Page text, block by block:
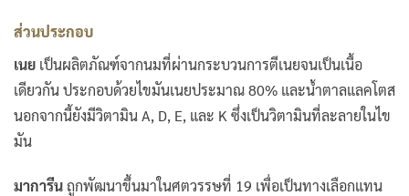
ส่วนประกอบ
เนย เป็นผลิตภัณฑ์จากนมที่ผ่านกระบวนการตีเนยจนเป็นเนื้อ
เดียวกัน ประกอบด้วยไขมันเนยประมาณ 80% และน้ำตาลแลคโตส
นอกจากนี้ยังมีวิตามิน A, D, E, และ K ซึ่งเป็นวิตามินที่ละลายในไข
มัน
มาการีนถูกพัฒนาขึ้นมาในศตวรรษที่ 19 เพื่อเป็นทางเลือกแทน